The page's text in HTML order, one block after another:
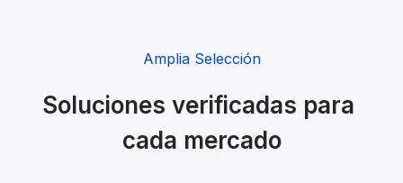
Amplia Selección
Soluciones verificadas para
cada mercado